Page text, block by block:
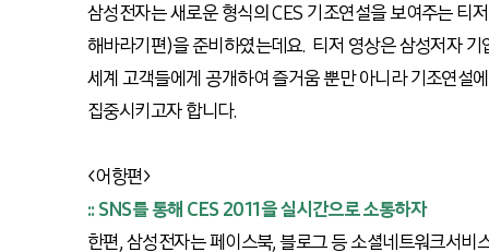
삼성전자는 새로운 형식의 CES 기조연설을 보여주는 티저
해바라기편)을 준비하였는데요. 티저 영상은 삼성저자
세계 고객들에게 공개하여 즐거움 뿐만 아니라 기조연설
집중시키고자 합니다.
<어항편>
:: SNS를 통해 CES 2011을 실시간으로 소통하자
한편, 삼성전자는 페이스북, 블로그 등 소셜네트워크서비